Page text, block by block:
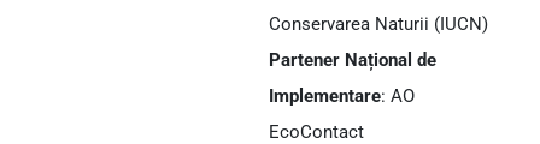
Conservarea Naturii (IUCN)
Partener Național de
Implementare: AO
EcoContact